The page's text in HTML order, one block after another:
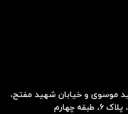
موسوی و خیابان شهید مفتح،